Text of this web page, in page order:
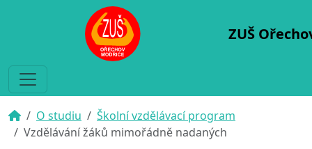
ZUŠ
O studiu
Školní vzdělávací program
Vzdělávání žáků mimořádně nadaných